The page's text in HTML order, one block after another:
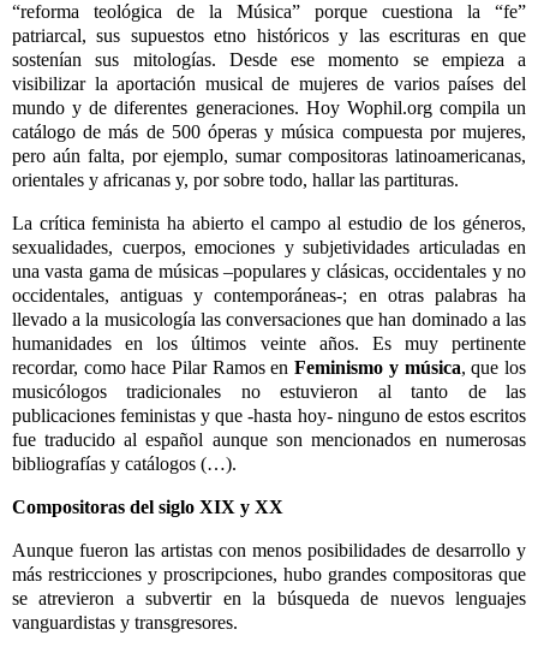
“reforma teológica de la Música” porque cuestiona la “fe”
patriarcal, sus supuestos etno históricos y las escrituras en que
sostenían sus mitologías. Desde ese momento se empieza a
visibilizar la aportación musical de mujeres de varios países del
mundo y de diferentes generaciones. Hoy Wophil.org compila un
catálogo de más de 500 óperas y música compuesta por mujeres,
pero aún falta, por ejemplo, sumar compositoras latinoamericanas,
orientales y africanas y, por sobre todo, hallar las partituras.
La crítica feminista ha abierto el campo al estudio de los géneros,
sexualidades, cuerpos, emociones y subjetividades articuladas en
una vasta gama de músicas –populares y clásicas, occidentales y no
occidentales, antiguas y contemporáneas-; en otras palabras ha
llevado a la musicología las conversaciones que han dominado a las
humanidades en los últimos veinte años. Es muy pertinente
recordar, como hace Pilar Ramos enFeminismo y música, que los
musicólogos tradicionales no estuvieron al tanto de las
publicaciones feministas y que -hasta hoy- ninguno de estos escritos
fue traducido al español aunque son mencionados en numerosas
bibliografías y catálogos (…).
Compositoras del siglo XIX y XX
Aunque fueron las artistas con menos posibilidades de desarrollo y
más restricciones y proscripciones, hubo grandes compositoras que
se atrevieron a subvertir en la búsqueda de nuevos lenguajes
vanguardistas y transgresores.